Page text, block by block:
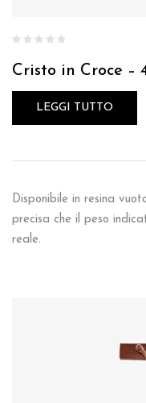
Cristo in Croce –
LEGGI TUTTO
Disponibile in resina
precisa che il peso
reale.